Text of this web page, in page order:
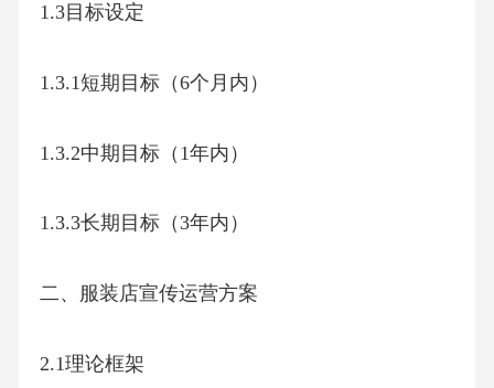
1.3目标设定
1.3.1短期目标（6个月内）
1.3.2中期目标（1年内）
1.3.3长期目标（3年内）
二、服装店宣传运营方案
2.1理论框架